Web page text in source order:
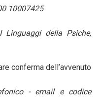
10007425
Linguaggi della Psiche,
conferma dell’avvenuto
- email e codice